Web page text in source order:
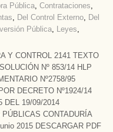
Pública, Contrataciones,
, Del Control Externo, Del
Pública, Leyes,
Y CONTROL 2141 TEXTO
Nº 853/14 HLP
Nº2758/95
DECRETO Nº1924/14
DEL 19/09/2014
CONTADURÍA
2015 DESCARGAR PDF